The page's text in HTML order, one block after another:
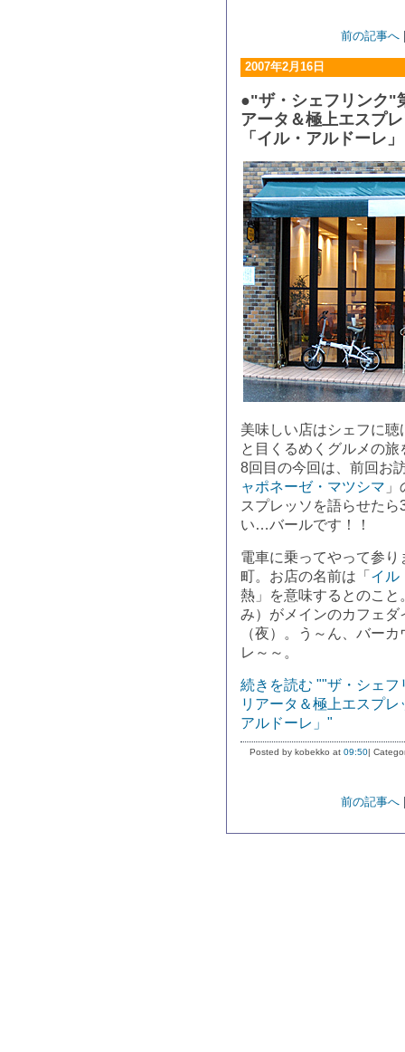
前の記事へ
2007年2月16日
●"ザ・シェフリンク"
アータ＆極上エスプ
「イル・アルドーレ」
美味しい店はシェフに
と目くるめくグルメの
8回目の今回は、前回お
ャポネーゼ・マツシマ
スプレッソを語らせた
い…バールです！！
電車に乗ってやって参
町。お店の名前は「 イル
熱」を意味するとのこ
み）がメインのカフェ
（夜）。う～ん、バー
レ～～。
続きを読む ""ザ・シェ
リアータ＆極上エスプ
アルドーレ」"
Posted by kobekko at 09:50|
前の記事へ